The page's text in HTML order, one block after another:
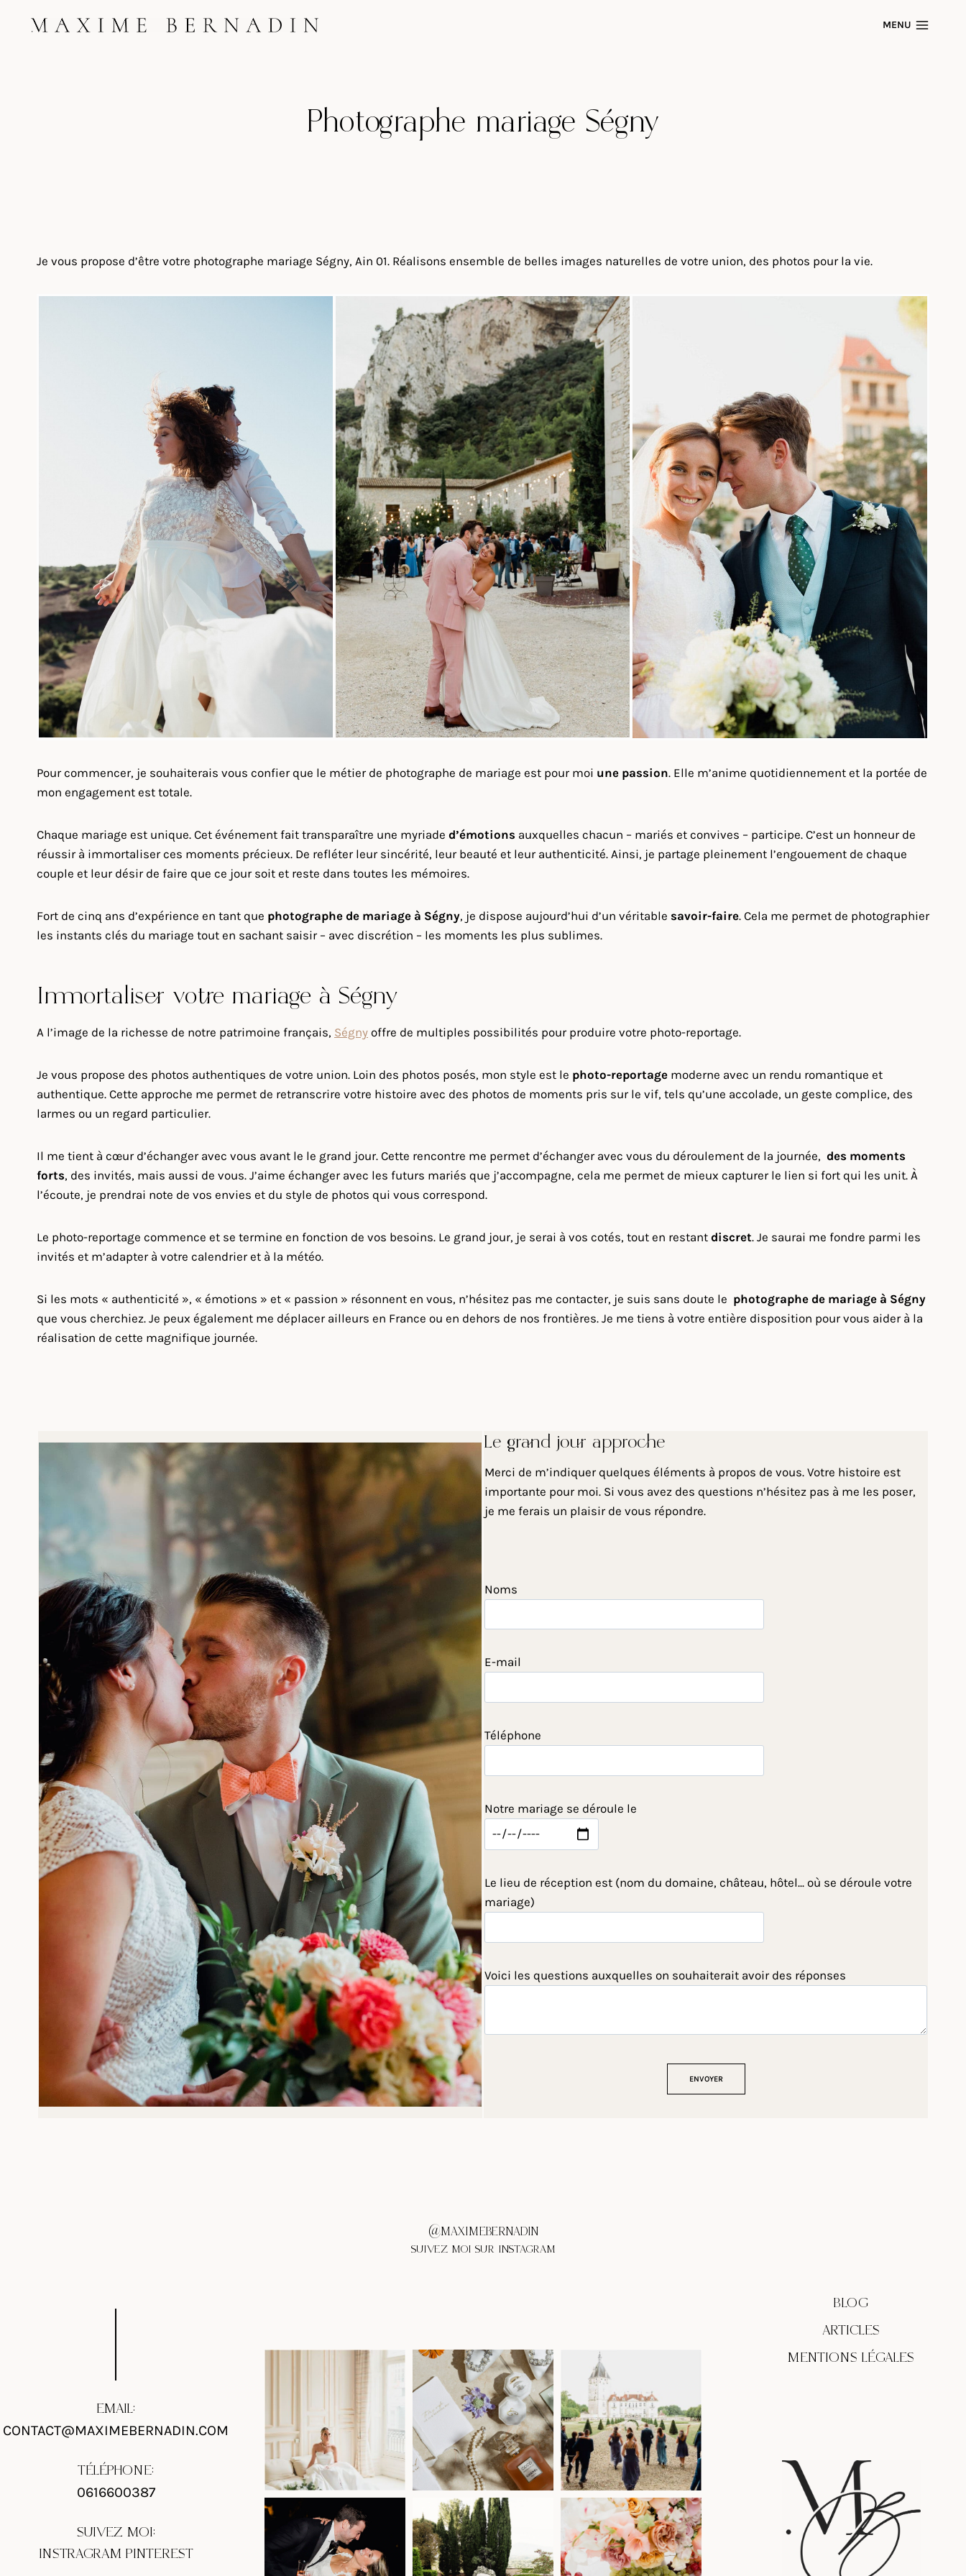
MENU
Photographe mariage Ségny
Je vous propose d’être votre photographe mariage Ségny, Ain 01. Réalisons ensemble de belles images naturelles de votre union, des photos pour la vie.
Pour commencer, je souhaiterais vous confier que le métier de photographe de mariage est pour moi une passion. Elle m’anime quotidiennement et la portée de
mon engagement est totale.
Chaque mariage est unique. Cet événement fait transparaître une myriade d’émotions auxquelles chacun – mariés et convives – participe. C’est un honneur de
réussir à immortaliser ces moments précieux. De refléter leur sincérité, leur beauté et leur authenticité. Ainsi, je partage pleinement l’engouement de chaque
couple et leur désir de faire que ce jour soit et reste dans toutes les mémoires.
Fort de cinq ans d’expérience en tant que photographe de mariage à Ségny, je dispose aujourd’hui d’un véritable savoir-faire. Cela me permet de photographier
les instants clés du mariage tout en sachant saisir – avec discrétion – les moments les plus sublimes.
Immortaliser votre mariage à Ségny
A l’image de la richesse de notre patrimoine français, Ségny offre de multiples possibilités pour produire votre photo-reportage.
Je vous propose des photos authentiques de votre union. Loin des photos posés, mon style est le photo-reportage moderne avec un rendu romantique et
authentique. Cette approche me permet de retranscrire votre histoire avec des photos de moments pris sur le vif, tels qu’une accolade, un geste complice, des
larmes ou un regard particulier.
Il me tient à cœur d’échanger avec vous avant le le grand jour. Cette rencontre me permet d’échanger avec vous du déroulement de la journée, des moments
forts, des invités, mais aussi de vous. J’aime échanger avec les futurs mariés que j’accompagne, cela me permet de mieux capturer le lien si fort qui les unit. À
l’écoute, je prendrai note de vos envies et du style de photos qui vous correspond.
Le photo-reportage commence et se termine en fonction de vos besoins. Le grand jour, je serai à vos cotés, tout en restant discret. Je saurai me fondre parmi les
invités et m’adapter à votre calendrier et à la météo.
Si les mots « authenticité », « émotions » et « passion » résonnent en vous, n’hésitez pas me contacter, je suis sans doute le photographe de mariage à Ségny
que vous cherchiez. Je peux également me déplacer ailleurs en France ou en dehors de nos frontières. Je me tiens à votre entière disposition pour vous aider à la
réalisation de cette magnifique journée.
Le grand jour approche
Merci de m’indiquer quelques éléments à propos de vous. Votre histoire est
importante pour moi. Si vous avez des questions n’hésitez pas à me les poser,
je me ferais un plaisir de vous répondre.
Noms
E-mail
Téléphone
Notre mariage se déroule le
Le lieu de réception est (nom du domaine, château, hôtel... où se déroule votre
mariage)
Voici les questions auxquelles on souhaiterait avoir des réponses
@MAXIMEBERNADIN
SUIVEZ MOI SUR INSTAGRAM
EMAIL:
CONTACT@MAXIMEBERNADIN.COM
TÉLÉPHONE:
0616600387
SUIVEZ MOI:
INSTRAGRAM PINTEREST
BLOG
ARTICLES
MENTIONS LÉGALES